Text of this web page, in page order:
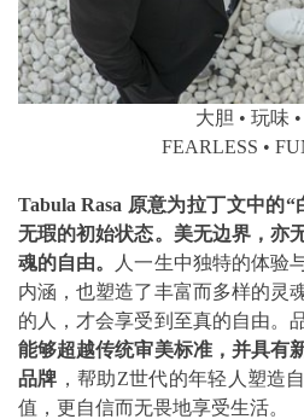
大胆 • 玩味
FEARLESS •
Tabula Rasa 原意为拉丁文中的
无瑕的初始状态。美无边界，亦
魂的自由。
人一生中独特的体验
内涵，也塑造了丰富而多样的灵
的人，才会享受到至真的自由。
能够超越传统审美标准，并具有
品牌 ，帮助Z世代的年轻人塑造
值，更自信而无畏地享受生活。